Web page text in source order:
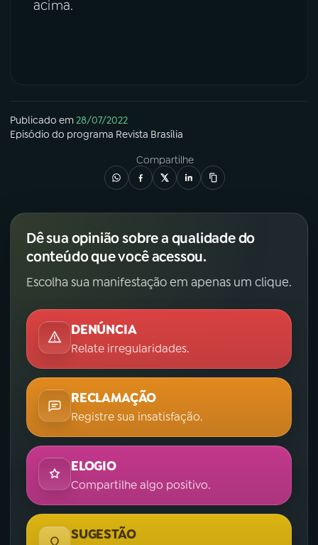
acima.
Publicado em28/07/2022
Episódio do programa Revista Brasília
Compartilhe
Dê sua opinião sobre a qualidade do
conteúdo que você acessou.
Escolha sua manifestação em apenas um clique.
DENÚNCIA
Relate irregularidades.
RECLAMAÇÃO
Registre sua insatisfação.
ELOGIO
Compartilhe algo positivo.
SUGESTÃO